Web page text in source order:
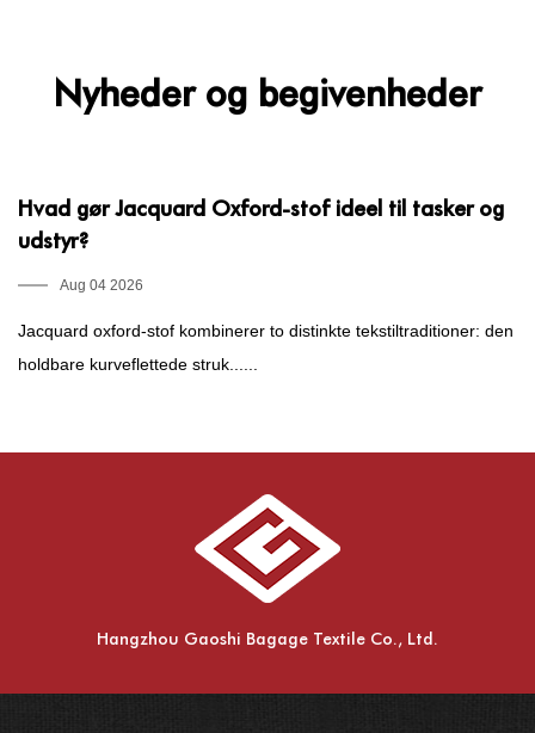
Nyheder og begivenheder
Hvad gør Jacquard Oxford-stof ideel til tasker og
udstyr?
Aug 04 2026
Jacquard oxford-stof kombinerer to distinkte tekstiltraditioner: den
holdbare kurveflettede struk......
Hangzhou Gaoshi Bagage Textile Co., Ltd.